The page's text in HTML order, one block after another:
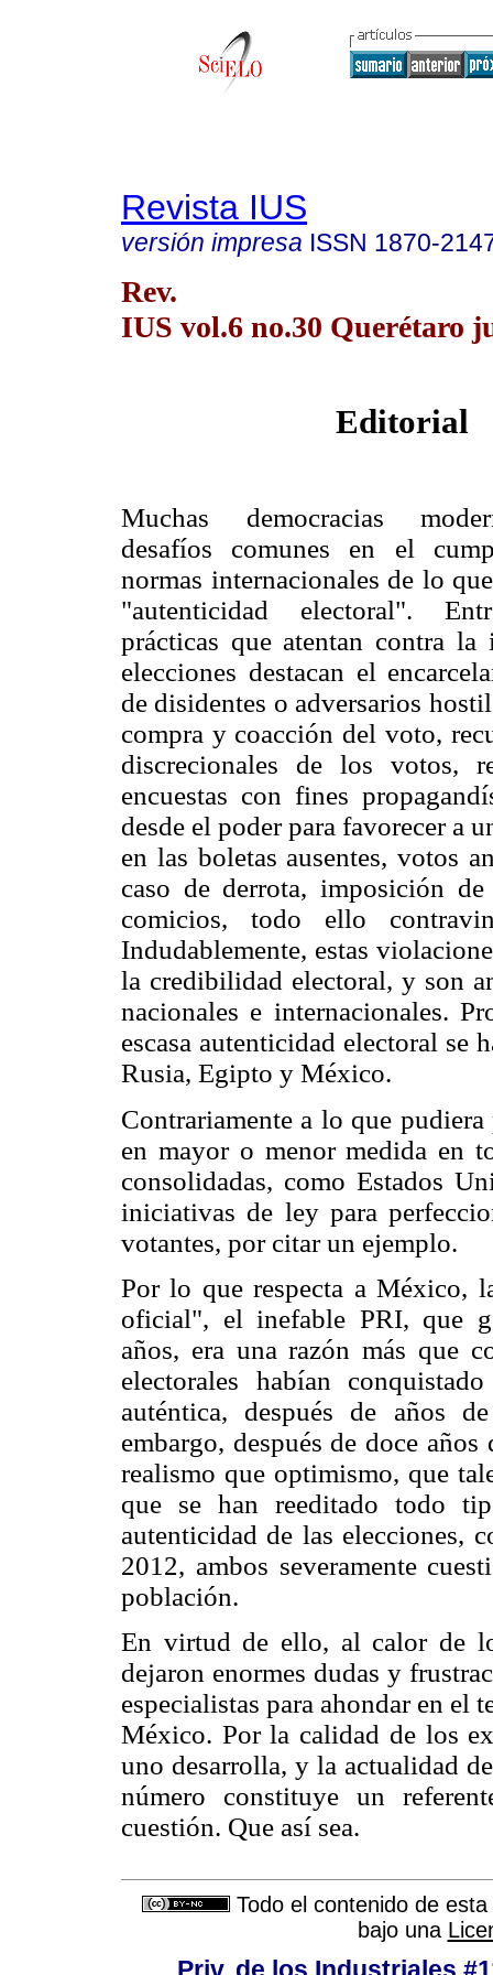
Revista IUS
versión impresa ISSN 1870-
Rev.
IUS vol.6 no.30 Querétaro
Editorial
Muchas democracias
desafíos comunes en el
normas internacionales de lo
"autenticidad electoral".
prácticas que atentan contra la
elecciones destacan el
de disidentes o adversarios
compra y coacción del voto,
discrecionales de los votos,
encuestas con fines
desde el poder para favorecer a
en las boletas ausentes, votos
caso de derrota, imposición
comicios, todo ello
Indudablemente, estas
la credibilidad electoral, y son
nacionales e internacionales.
escasa autenticidad electoral se
Rusia, Egipto y México.
Contrariamente a lo que
en mayor o menor medida en
consolidadas, como Estados
iniciativas de ley para
votantes, por citar un ejemplo.
Por lo que respecta a México,
oficial", el inefable PRI, que
años, era una razón más que
electorales habían
auténtica, después de años
embargo, después de doce
realismo que optimismo, que
que se han reeditado todo
autenticidad de las elecciones,
2012, ambos severamente
población.
En virtud de ello, al calor de
dejaron enormes dudas y
especialistas para ahondar en el
México. Por la calidad de los
uno desarrolla, y la actualidad
número constituye un
cuestión. Que así sea.
Todo el contenido de
bajo una
Priv. de los Industriales